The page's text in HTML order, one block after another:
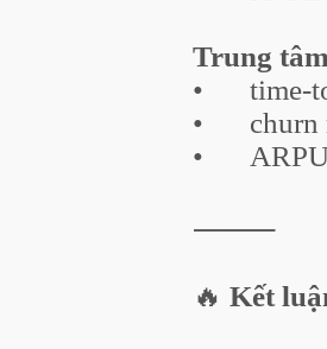
Trung
•
time-
•
churn
•
⸻
🔥 Kết